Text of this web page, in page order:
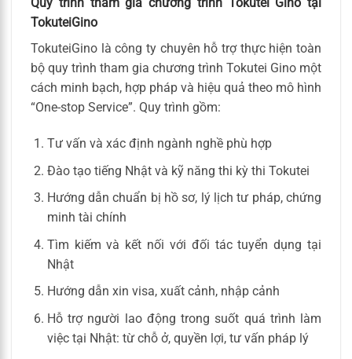
TokuteiGino
TokuteiGino là công ty chuyên hỗ trợ thực hiện toàn
bộ quy trình tham gia chương trình Tokutei Gino một
cách minh bạch, hợp pháp và hiệu quả theo mô hình
“One-stop Service”. Quy trình gồm:
Tư vấn và xác định ngành nghề phù hợp
Đào tạo tiếng Nhật và kỹ năng thi kỳ thi Tokutei
Hướng dẫn chuẩn bị hồ sơ, lý lịch tư pháp, chứng
minh tài chính
Tìm kiếm và kết nối với đối tác tuyển dụng tại
Nhật
Hướng dẫn xin visa, xuất cảnh, nhập cảnh
Hỗ trợ người lao động trong suốt quá trình làm
việc tại Nhật: từ chỗ ở, quyền lợi, tư vấn pháp lý